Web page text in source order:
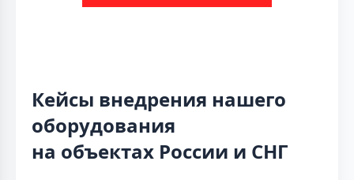
Кейсы внедрения нашего
оборудования
на объектах России и СНГ